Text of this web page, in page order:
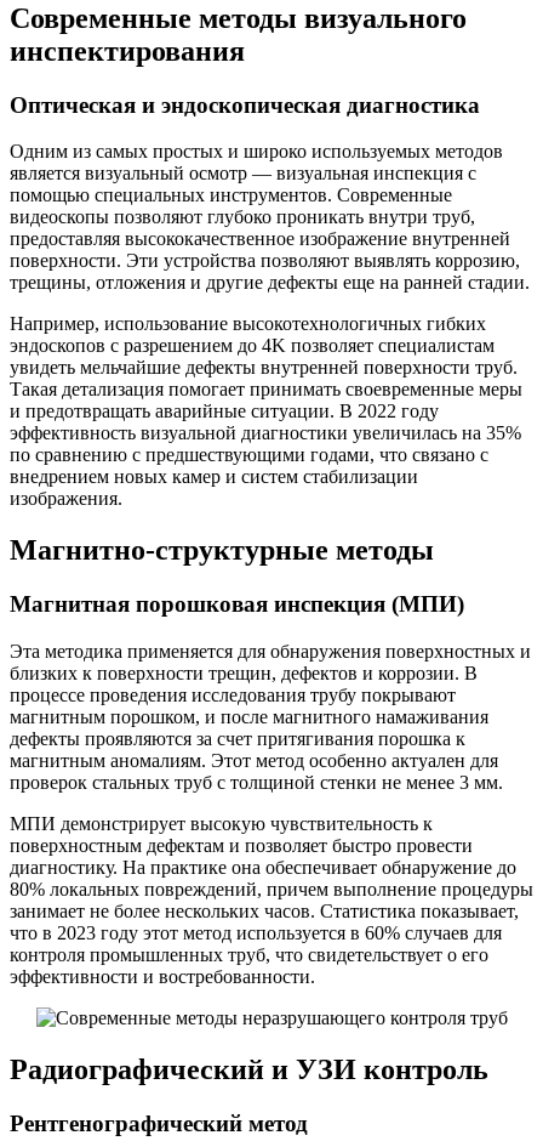
Современные методы визуального
инспектирования
Оптическая и эндоскопическая диагностика
Одним из самых простых и широко используемых методов
является визуальный осмотр — визуальная инспекция с
помощью специальных инструментов. Современные
видеоскопы позволяют глубоко проникать внутри труб,
предоставляя высококачественное изображение внутренней
поверхности. Эти устройства позволяют выявлять коррозию,
трещины, отложения и другие дефекты еще на ранней стадии.
Например, использование высокотехнологичных гибких
эндоскопов с разрешением до 4K позволяет специалистам
увидеть мельчайшие дефекты внутренней поверхности труб.
Такая детализация помогает принимать своевременные меры
и предотвращать аварийные ситуации. В 2022 году
эффективность визуальной диагностики увеличилась на 35%
по сравнению с предшествующими годами, что связано с
внедрением новых камер и систем стабилизации
изображения.
Магнитно-структурные методы
Магнитная порошковая инспекция (МПИ)
Эта методика применяется для обнаружения поверхностных и
близких к поверхности трещин, дефектов и коррозии. В
процессе проведения исследования трубу покрывают
магнитным порошком, и после магнитного намаживания
дефекты проявляются за счет притягивания порошка к
магнитным аномалиям. Этот метод особенно актуален для
проверок стальных труб с толщиной стенки не менее 3 мм.
МПИ демонстрирует высокую чувствительность к
поверхностным дефектам и позволяет быстро провести
диагностику. На практике она обеспечивает обнаружение до
80% локальных повреждений, причем выполнение процедуры
занимает не более нескольких часов. Статистика показывает,
что в 2023 году этот метод используется в 60% случаев для
контроля промышленных труб, что свидетельствует о его
эффективности и востребованности.
Радиографический и УЗИ контроль
Рентгенографический метод